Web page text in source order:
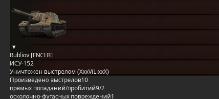
Rubliov [FNCLB]
ИСУ-152
Уничтожен выстрелом (XxxViLixxX)
Произведено выстрелов10
прямых попаданий/пробитий9/2
осколочно-фугасных повреждений1